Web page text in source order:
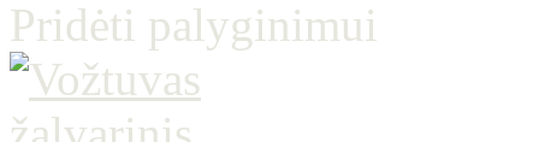
Pridėti palyginimui